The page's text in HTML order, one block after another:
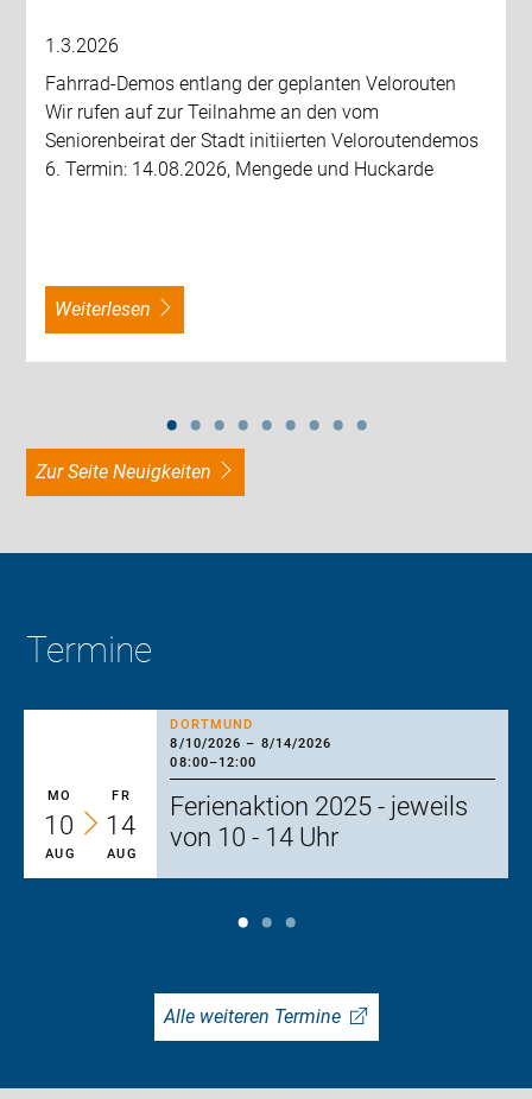
1.3.2026
Fahrrad-Demos entlang der geplanten Velorouten
Wir rufen auf zur Teilnahme an den vom
Seniorenbeirat der Stadt initiierten Veloroutendemos
6. Termin: 14.08.2026, Mengede und Huckarde
weiterlesen
zur Seite Neuigkeiten
Termine
DORTMUND
8/10/2026 – 8/14/2026
08:00–12:00
MO FR
10 14
AUG AUG
Ferienaktion 2025 - jeweils
von 10 - 14 Uhr
Alle weiteren Termine